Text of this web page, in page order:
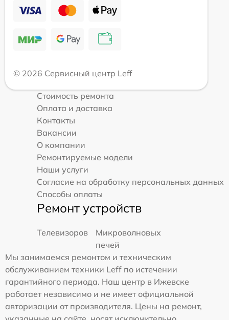
© 2026 Сервисный центр Leff
Стоимость ремонта
Оплата и доставка
Контакты
Вакансии
О компании
Ремонтируемые модели
Наши услуги
Согласие на обработку персональных данных
Способы оплаты
Ремонт устройств
Телевизоров
Микроволновых
печей
Мы занимаемся ремонтом и техническим
обслуживанием техники Leff по истечении
гарантийного периода. Наш центр в Ижевске
работает независимо и не имеет официальной
авторизации от производителя. Цены на ремонт,